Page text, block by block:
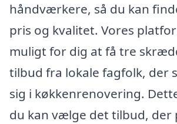
håndværkere, så du kan
pris og kvalitet. Vores
muligt for dig at få tre
tilbud fra lokale fagfolk, der
sig i køkkenrenovering.
du kan vælge det tilbud, der